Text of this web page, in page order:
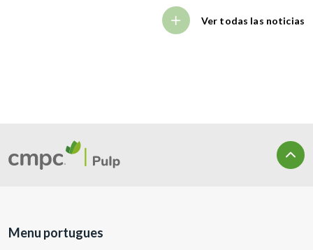
Ver todas las noticias
Menu portugues